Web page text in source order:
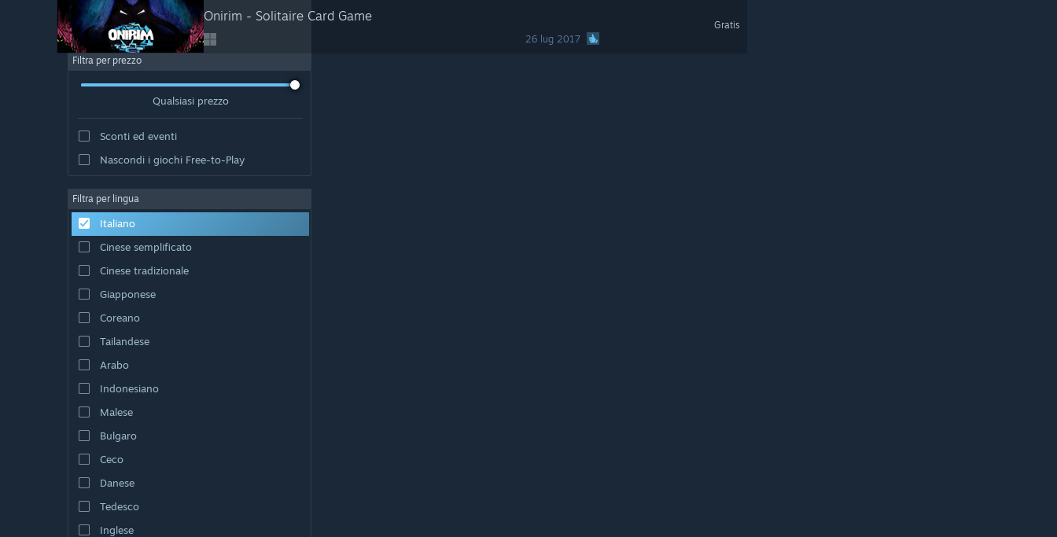
Onirim - Solitaire Card Game
26 lug 2017
Gratis
Filtra per prezzo
Qualsiasi prezzo
Sconti ed eventi
Nascondi i giochi Free-to-Play
Filtra per lingua
Italiano
Cinese semplificato
Cinese tradizionale
Giapponese
Coreano
Tailandese
Arabo
Indonesiano
Malese
Bulgaro
Ceco
Danese
Tedesco
Inglese